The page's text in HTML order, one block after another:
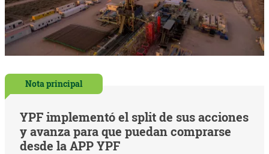
Nota principal
YPF implementó el split de sus acciones
y avanza para que puedan comprarse
desde la APP YPF